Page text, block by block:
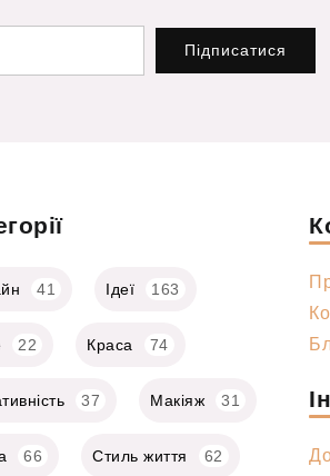
Підписатися
41 Ідеї 163
22 Краса 74
37 Макіяж 31
66 Стиль життя 62